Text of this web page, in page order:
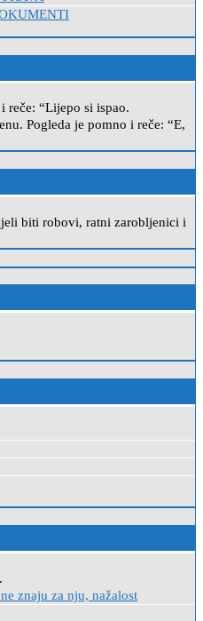
reče: “Lijepo si ispao.
Pogleda je pomno i reče: “E,
biti robovi, ratni zarobljenici i
znaju za nju, nažalost